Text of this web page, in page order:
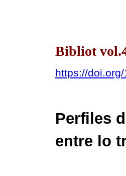
Bibliot
https://
Perfiles
entre lo